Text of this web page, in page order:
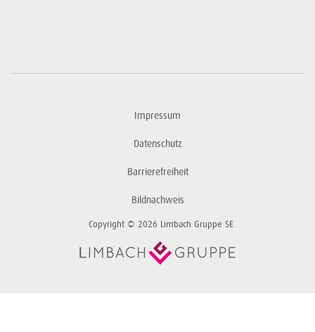
Impressum
Datenschutz
Barrierefreiheit
Bildnachweis
Copyright © 2026 Limbach Gruppe SE